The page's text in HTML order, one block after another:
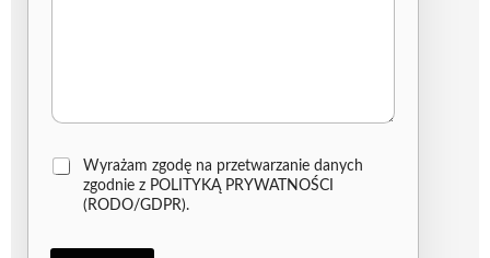
Z
Wyrażam zgodę na przetwarzanie danych
zgodnie z POLITYKĄ PRYWATNOŚCI
(RODO/GDPR).